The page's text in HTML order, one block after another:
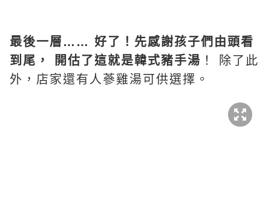
最後一層…… 好了！先感謝孩子們由頭看
到尾， 開估了這就是韓式豬手湯 ！ 除了此
外，店家還有人蔘雞湯可供選擇。